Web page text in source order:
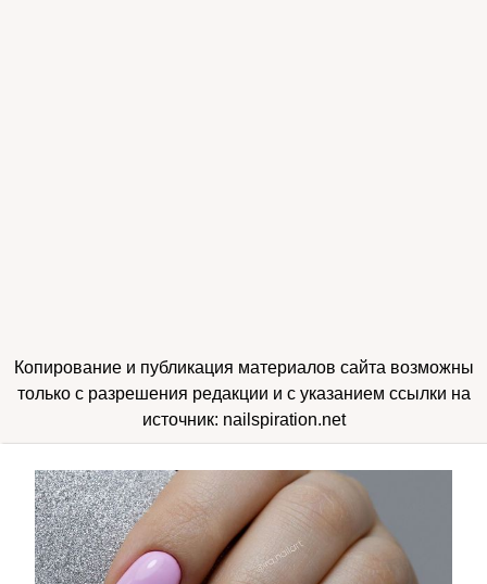
Копирование и публикация материалов сайта возможны
только с разрешения редакции и с указанием ссылки на
источник: nailspiration.net